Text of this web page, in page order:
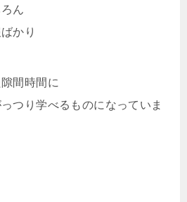
ん
かり
間時間に
つり学べるものになっていま